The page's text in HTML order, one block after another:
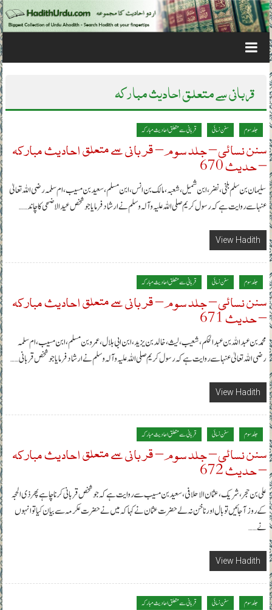
Skip to content
قربانی سے متعلق احادیث مبارکہ
جلد سوم سنن نسائی قربانی سے متعلق احادیث مبارکہ
سنن نسائی – جلد سوم – قربانی سے متعلق احادیث مبارکہ
– حدیث 670
سلیمان بن سلم بلخی، نضر، ابن شمیل، شعبہ، مالک بن انس، ابن مسلم، سعید بن مسیب، ام سلمہ رضی اللہ تعالیٰ
عنہا سے روایت ہے کہ رسول کریم صلی اللہ علیہ وآلہ وسلم نے ارشاد فرمایا جو شخص عید الاضحی کا چاند……
View Hadith
جلد سوم سنن نسائی قربانی سے متعلق احادیث مبارکہ
سنن نسائی – جلد سوم – قربانی سے متعلق احادیث مبارکہ
– حدیث 671
محمد بن عبداللہ بن عبدالحکم، شعیب، لیث، خالد بن یزید، ابن ابی ہلال، عمرو بن مسلم، ابن مسیب، ام سلمہ
رضی اللہ تعالیٰ عنہا سے روایت ہے کہ رسول کریم صلی اللہ علیہ وآلہ وسلم نے ارشاد فرمایا جو شخص قربانی……
View Hadith
جلد سوم سنن نسائی قربانی سے متعلق احادیث مبارکہ
سنن نسائی – جلد سوم – قربانی سے متعلق احادیث مبارکہ
– حدیث 672
علی بن حجر، شریک، عثمان الاحلافی، سعید بن مسیب سے روایت ہے کہ جو شخص قربانی کرنا چاہے پھر ذی الحجہ
کے روز آجائیں تو بال اور ناخن نہ لے حضرت عثمان نے کہا کہ میں نے حضرت عکرمہ سے بیان کیا تو انہوں
نے……
View Hadith
جلد سوم سنن نسائی قربانی سے متعلق احادیث مبارکہ